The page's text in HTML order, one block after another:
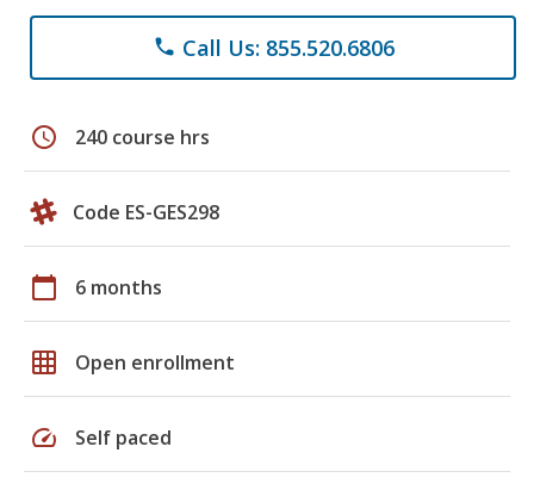
phone Call Us: 855.520.6806
schedule 240 course hrs
Code ES-GES298
calendar_today 6 months
grid_on Open enrollment
speed Self paced